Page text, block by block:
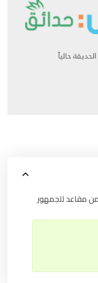
مقاعد للجمهور